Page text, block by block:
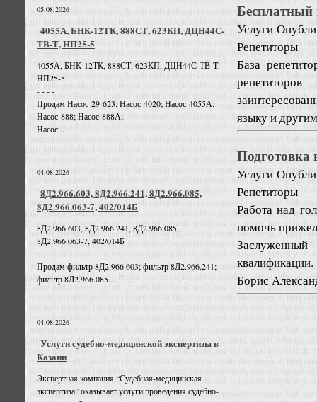
05.08.2026
4055А, БНК-12ТК, 888СТ, 623КП, ДЦН44С-
ТВ-Т, НП25-5
4055А, БНК-12ТК, 888СТ, 623КП, ДЦН44С-ТВ-Т,
НП25-5
- - - -
Продам Насос 29-623; Насос 4020; Насос 4055А;
Насос 888; Насос 888А;
Насос...
04.08.2026
8Д2.966.603, 8Д2.966.241, 8Д2.966.085,
8Д2.966.063-7, 402/014Б
8Д2.966.603, 8Д2.966.241, 8Д2.966.085,
8Д2.966.063-7, 402/014Б
- - - -
Продам фильтр 8Д2.966.603; фильтр 8Д2.966.241;
фильтр 8Д2.966.085...
04.08.2026
Услуги судебно-медицинской экспертизы в
Казани
Экспертная компания “Судебная-медицинская
экспертиза” оказывает услуги проведения судебно-
Бесплатный
Услуги
Репетиторы
База
языку и
Подготовка
Услуги
Репетиторы
Работа над
помочь
квалификации.
Борис